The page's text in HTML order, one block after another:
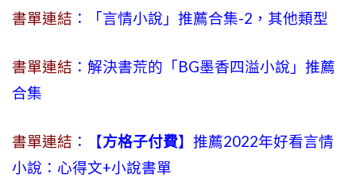
書單連結 ：「言情小說」推薦合集-2，其他類型
書單連結 ：解決書荒的「BG墨香四溢小說」推薦
合集
書單連結 ：【方格子付費】推薦2022年好看言情
小說：心得文+小說書單